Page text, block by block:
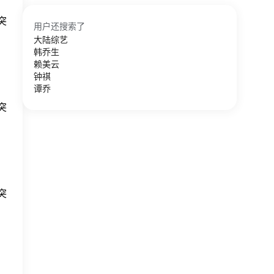
用户还搜索了
大陆综艺
韩乔生
赖美云
钟祺
谭乔